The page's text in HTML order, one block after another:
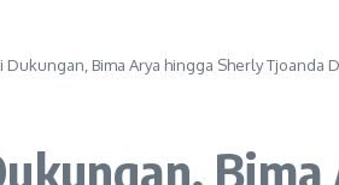
Dukungan, Bima Arya hingga Sherly Tjoanda